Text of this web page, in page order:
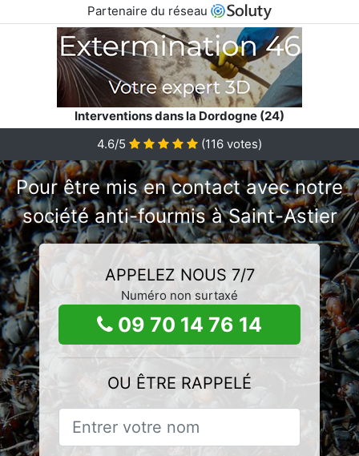
Partenaire du réseau
Interventions dans la Dordogne (24)
4.6/5
(116 votes)
Pour être mis en contact avec notre
société anti-fourmis à Saint-Astier
APPELEZ NOUS 7/7
Numéro non surtaxé
09 70 14 76 14
OU ÊTRE RAPPELÉ